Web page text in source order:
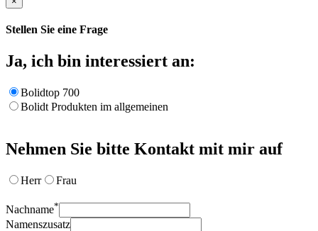
Stellen Sie eine Frage
Ja, ich bin interessiert an:
Bolidtop 700
Bolidt Produkten im allgemeinen
Nehmen Sie bitte Kontakt mit mir auf
Herr Frau
Nachname*
Namenszusatz